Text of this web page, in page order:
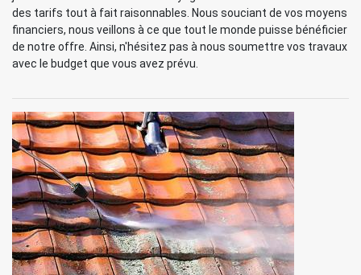
des tarifs tout à fait raisonnables. Nous souciant de vos moyens
financiers, nous veillons à ce que tout le monde puisse bénéficier
de notre offre. Ainsi, n'hésitez pas à nous soumettre vos travaux
avec le budget que vous avez prévu.